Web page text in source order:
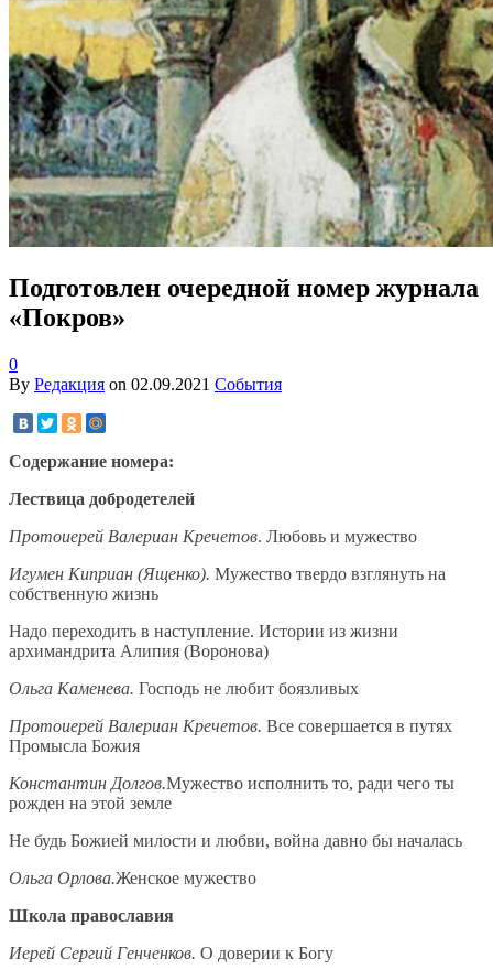
Подготовлен очередной номер журнала
«Покров»
0
By Редакция on 02.09.2021 События
Содержание номера:
Лествица добродетелей
Протоиерей Валериан Кречетов. Любовь и мужество
Игумен Киприан (Ященко). Мужество твердо взглянуть на
собственную жизнь
Надо переходить в наступление. Истории из жизни
архимандрита Алипия (Воронова)
Ольга Каменева. Господь не любит боязливых
Протоиерей Валериан Кречетов. Все совершается в путях
Промысла Божия
Константин Долгов.Мужество исполнить то, ради чего ты
рожден на этой земле
Не будь Божией милости и любви, война давно бы началась
Ольга Орлова.Женское мужество
Школа православия
Иерей Сергий Генченков. О доверии к Богу